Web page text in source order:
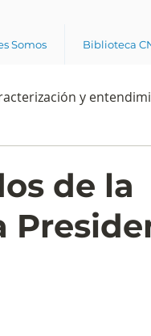
Somos Biblioteca
y
voto Consultas de
de la